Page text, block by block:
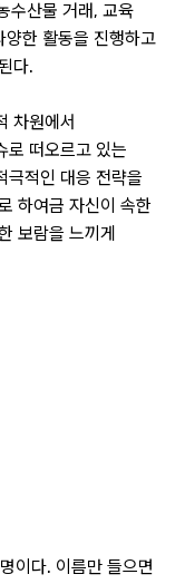
수산물 거래, 교육
양한 활동을 진행하고
다.
차원에서
로 떠오르고 있는
극적인 대응 전략을
하여금 자신이 속한
보람을 느끼게
이다. 이름만 들으면